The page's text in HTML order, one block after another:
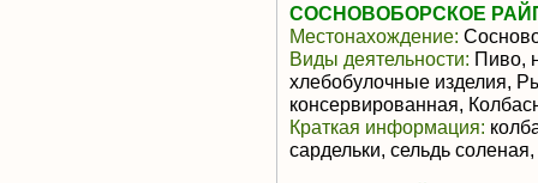
СОСНОВОБОРСКОЕ
Местонахождение:
Виды деятельности: Пиво,
хлебобулочные изделия,
консервированная,
Краткая информация:
сардельки, сельдь